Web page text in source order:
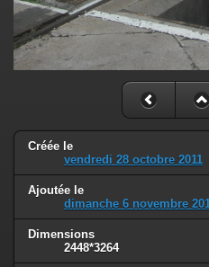
Créée le
vendredi 28 octobre 2011
Ajoutée le
dimanche 6 novembre
Dimensions
2448*3264